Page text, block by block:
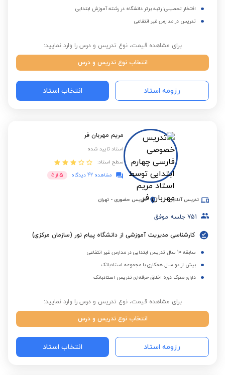
افتخار تحصیلی: رتبه برتر دانشگاه در رشته آموزش ابتدایی
تدریس در مدارس غیر انتفاعی
برای مشاهده قیمت، نوع تدریس و درس را وارد نمایید:
انتخاب نوع تدریس و درس
رزومه استاد انتخاب استاد
مریم مهربان فر
استاد تایید شده
سطح استاد:
مشاهده 42 دیدگاه
5 از 5
تدریس آنلاین تدریس حضوری - تهران
751 جلسه موفق
کارشناسی مدیریت آموزشی از دانشگاه پیام نور (سازمان مرکزی)
سابقه 10 سال تدریس ابتدایی در مدارس غیر انتفاعی
بیش از دو سال همکاری با مجموعه استادبانک
دارای مدرک دوره اخلاق حرفه‌ای تدریس استادبانک
برای مشاهده قیمت، نوع تدریس و درس را وارد نمایید:
انتخاب نوع تدریس و درس
رزومه استاد انتخاب استاد